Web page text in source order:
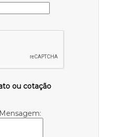
ou cotação
Mensagem: